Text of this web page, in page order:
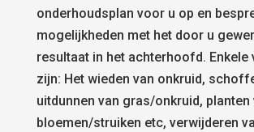
onderhoudsplan voor u op en
mogelijkheden met het door u
resultaat in het achterhoofd. Enkele
zijn: Het wieden van onkruid,
uitdunnen van gras/onkruid, planten
bloemen/struiken etc, verwijderen